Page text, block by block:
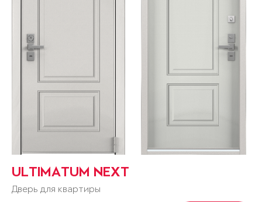
ULTIMATUM NEXT
Дверь для квартиры